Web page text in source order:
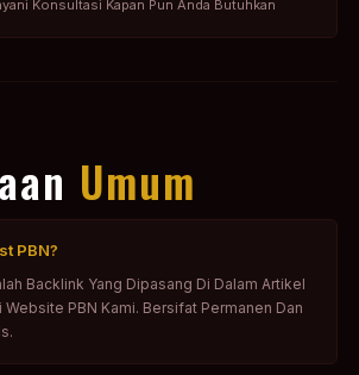
Konsultasi Kapan Pun Anda Butuhkan
Umum
PBN?
Backlink Yang Dipasang Di Dalam Artikel
Website PBN Kami. Bersifat Permanen Dan